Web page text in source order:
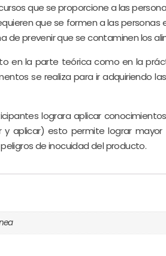
que se proporcione a las
que se formen a las
de prevenir que se contaminen los
en la parte teórica como en la
se realiza para ir adquiriendo
lograra aplicar
y aplicar) esto permite lograr
de inocuidad del producto.